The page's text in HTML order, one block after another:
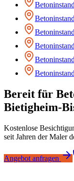
Bereit für
Bietigheim-
Kostenlose
seit Jahren der Maler
Angebot anfragen